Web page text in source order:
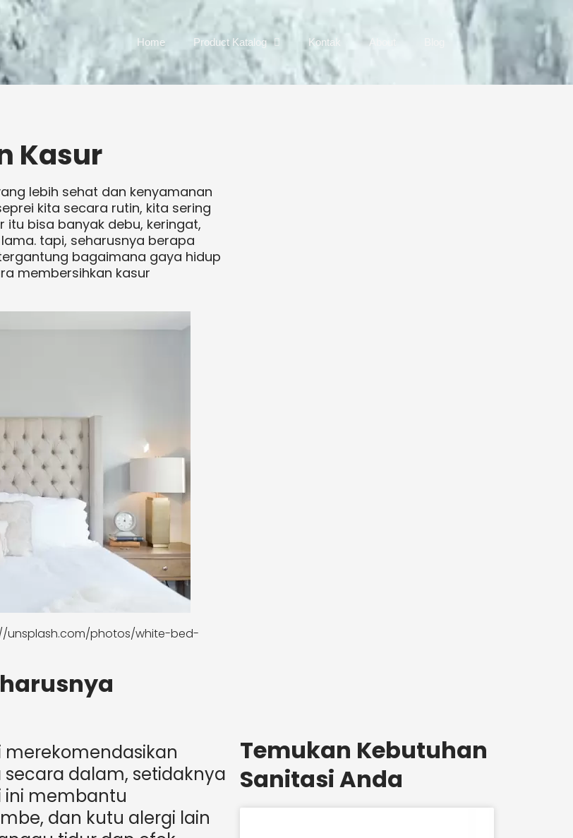
Home Product Katalog Kontak About
Kasur
lebih sehat dan kenyamanan
kita secara rutin, kita sering
itu bisa banyak debu, keringat,
tapi, seharusnya berapa
bagaimana gaya hidup
membersihkan kasur
unsplash.com/photos/white-bed-
dalam, setidaknya
ini membantu
dan kutu alergi lain
Temukan Kebutuhan
Sanitasi Anda